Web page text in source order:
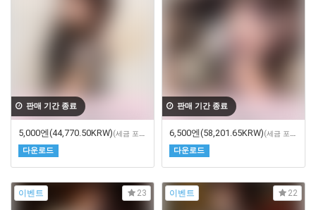
판매 기간 종료
5,000엔(44,770.50KRW)(세금 포함)
다운로드
판매 기간 종료
6,500엔(58,201.65KRW)(세금 포함)
다운로드
이벤트 23 이벤트 22